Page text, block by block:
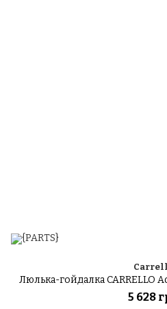
Люлька-гойдалка CARRELLO
5 628